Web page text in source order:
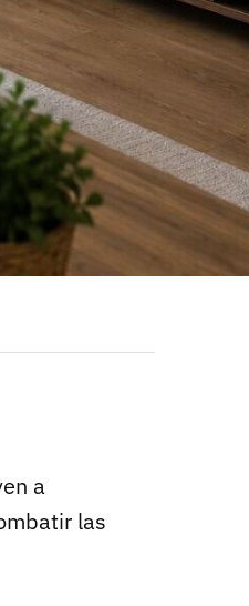
a
las